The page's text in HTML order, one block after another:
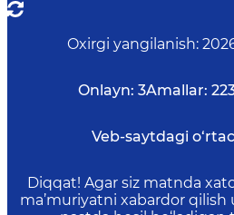
Oxirgi yangilanish:
Onlayn: 3Amallar:
Veb-saytdagi
Diqqat! Agar siz matnda
ma’muriyatni xabardor